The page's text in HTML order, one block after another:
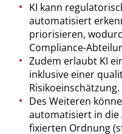
KI kann
automatisiert
priorisieren,
Compliance-
Zudem erlaubt KI
inklusive einer
Risikoeinschätzung.
Des Weiteren
automatisiert in die
fixierten Ordnung